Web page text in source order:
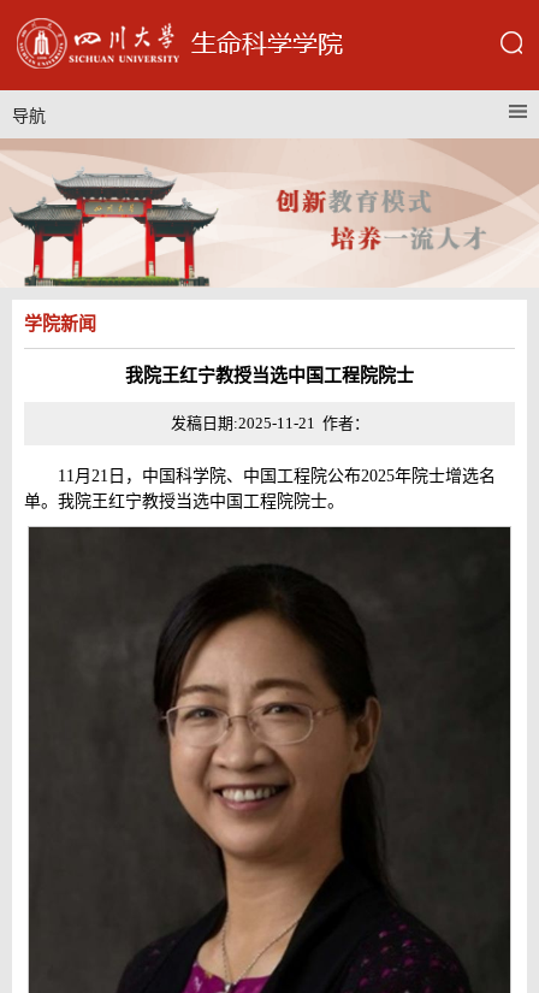
导航
学院新闻
我院王红宁教授当选中国工程院院士
发稿日期:2025-11-21 作者：
11月21日，中国科学院、中国工程院公布2025年院士增选名
单。我院王红宁教授当选中国工程院院士。